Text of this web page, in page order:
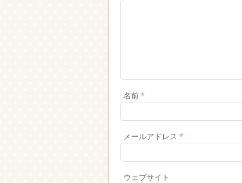
名前*
メールアドレス *
ウェブサイト